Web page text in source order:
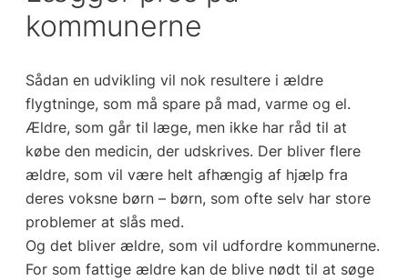
kommunerne
Sådan en udvikling vil nok resultere i ældre
flygtninge, som må spare på mad, varme og el.
Ældre, som går til læge, men ikke har råd til at
købe den medicin, der udskrives. Der bliver flere
ældre, som vil være helt afhængig af hjælp fra
deres voksne børn – børn, som ofte selv har store
problemer at slås med.
Og det bliver ældre, som vil udfordre kommunerne.
For som fattige ældre kan de blive nødt til at søge